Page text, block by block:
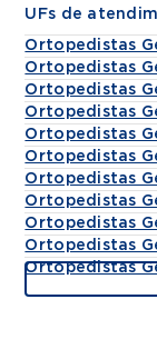
UFs de
Ortopedistas
Ortopedistas
Ortopedistas
Ortopedistas
Ortopedistas
Ortopedistas
Ortopedistas
Ortopedistas
Ortopedistas
Ortopedistas
Ortopedistas